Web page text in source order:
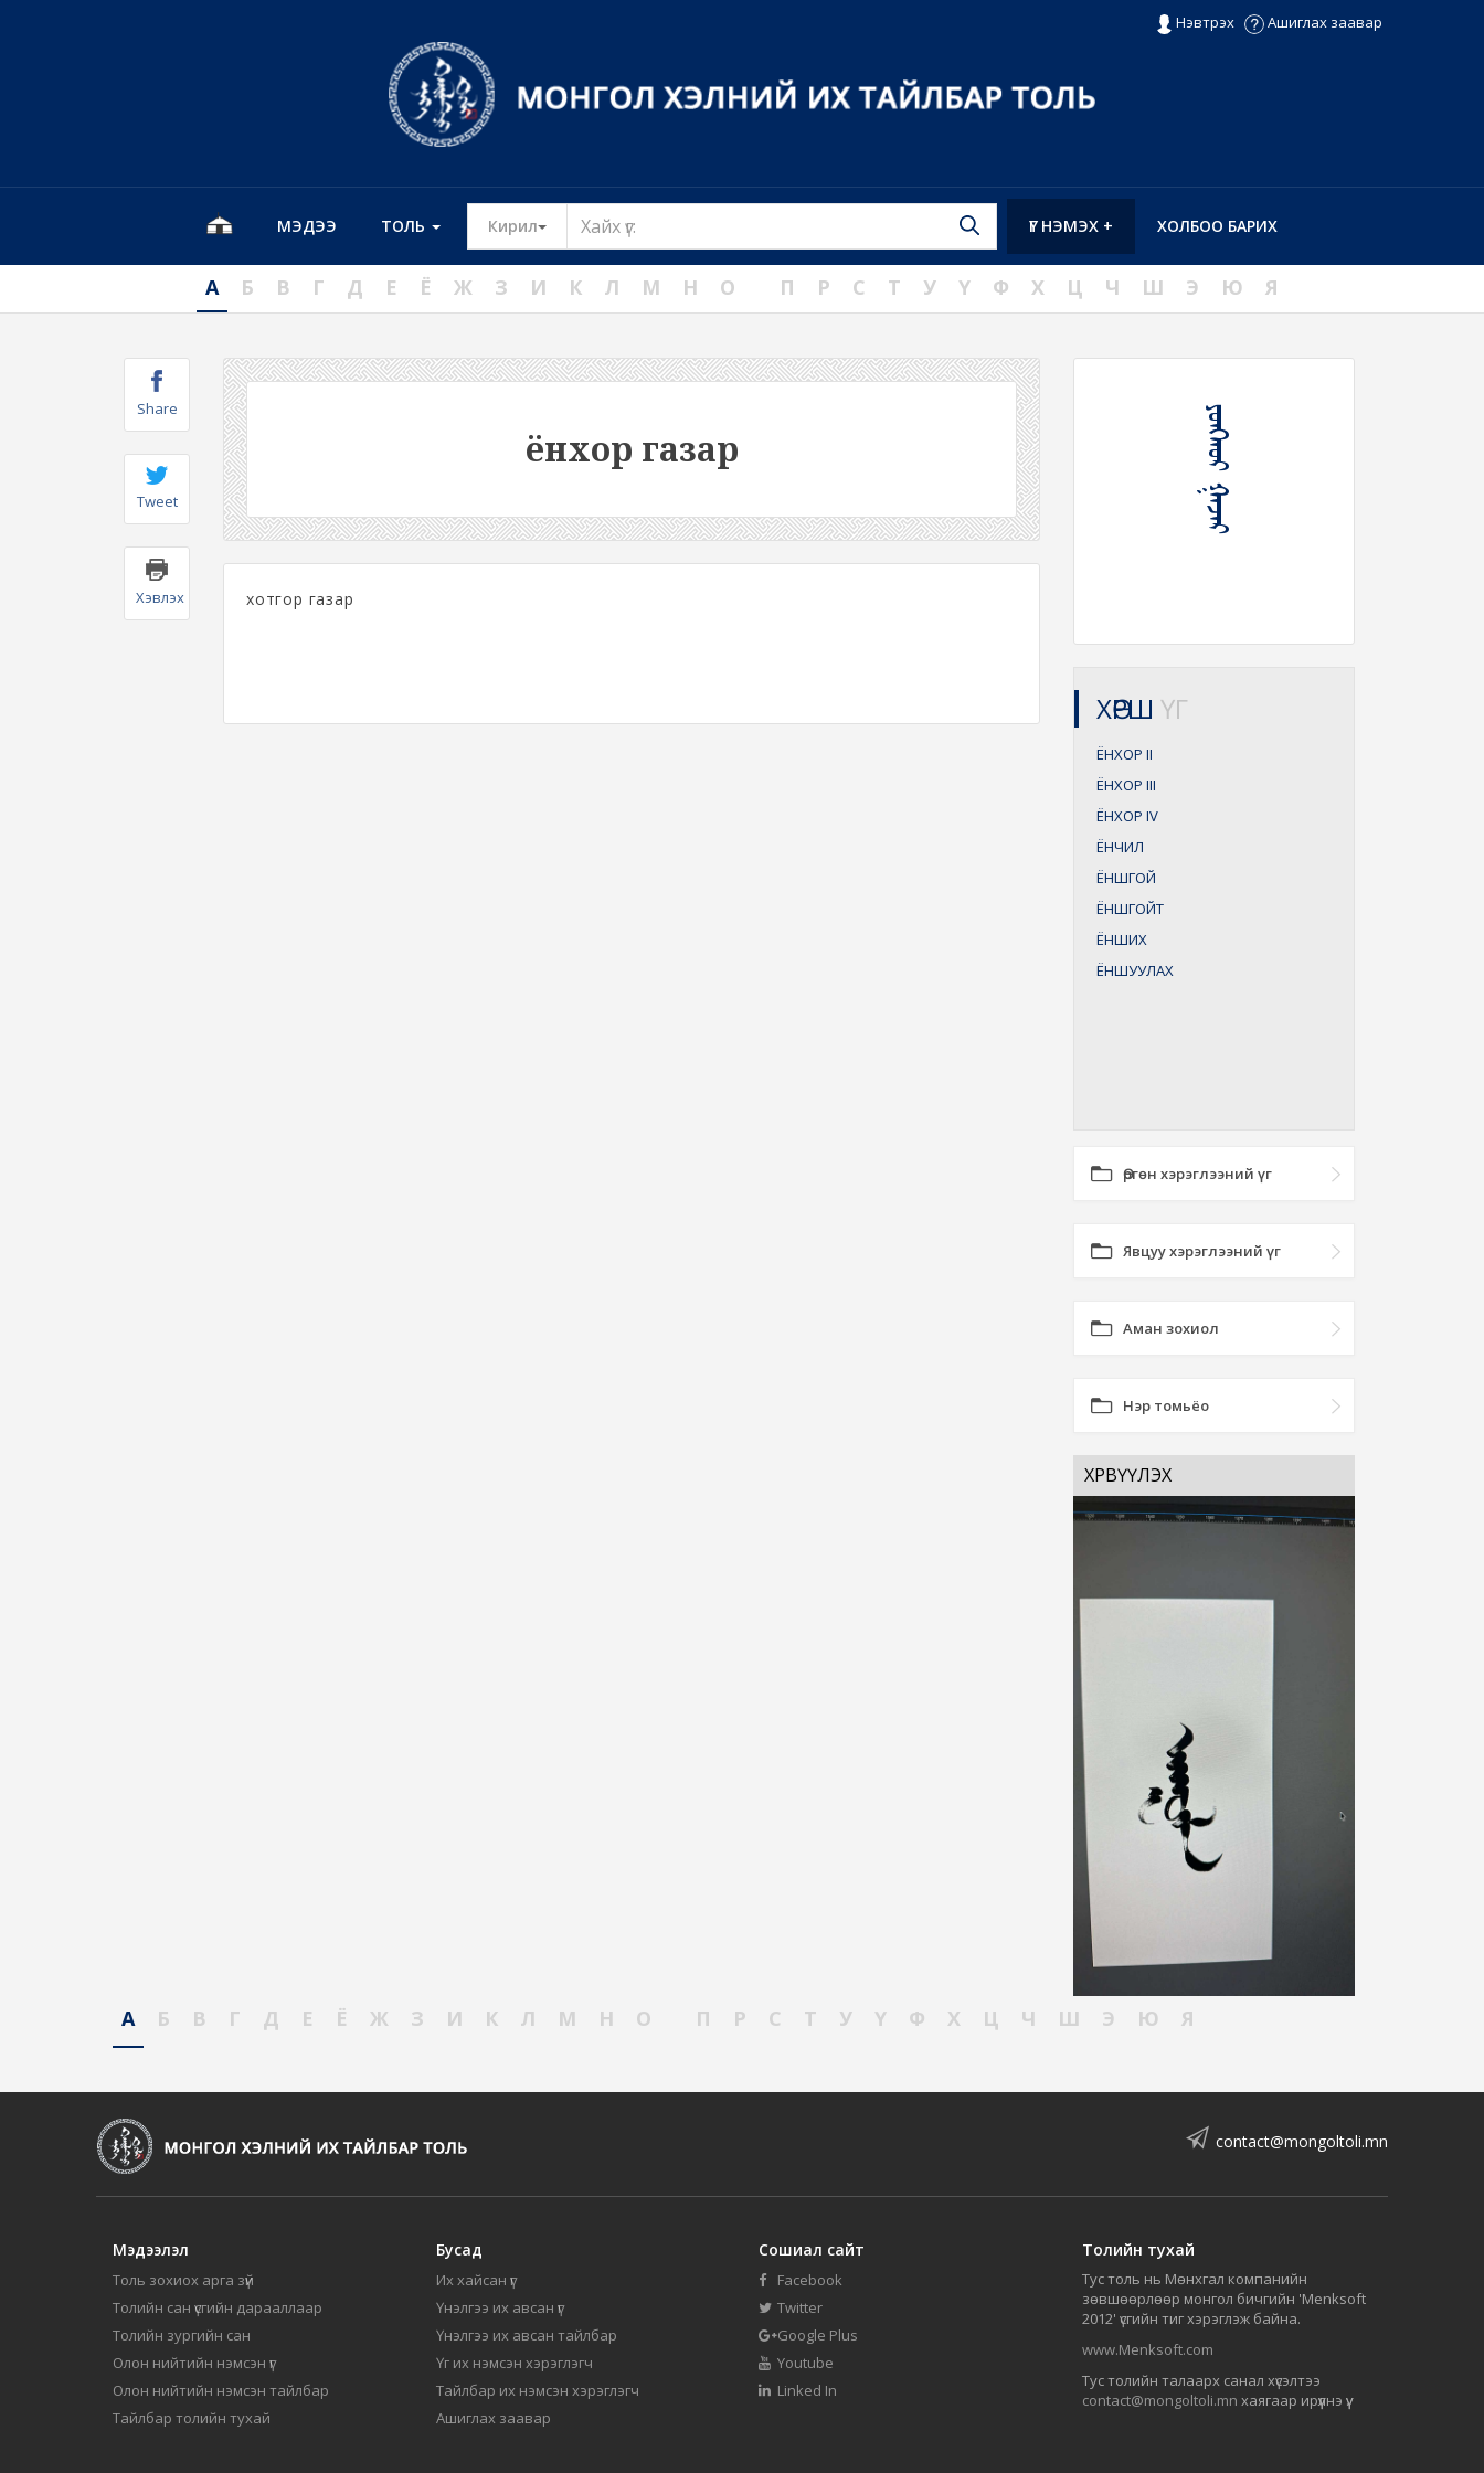
Нэвтрэх Ашиглах заавар
МЭДЭЭ ТОЛЬ Кирил Toggle Dropdown ХОЛБОО БАРИХ
ҮГ НЭМЭХ +
А Б В Г Д Е Ё Ж З И К Л М Н О П Р С Т У Ү Ф Х Ц Ч Ш Э Ю Я
Share
Tweet
Хэвлэх
ёнхор газар
хотгор газар
ᠶᠣᠩᠬᠤᠷ ᠭᠠᠵᠠᠷ
ХӨРШ ҮГ
ЁНХОР II
ЁНХОР III
ЁНХОР IV
ЁНЧИЛ
ЁНШГОЙ
ЁНШГОЙТ
ЁНШИХ
ЁНШУУЛАХ
Өргөн хэрэглээний үг
Явцуу хэрэглээний үг
Аман зохиол
Нэр томьёо
ХӨРВҮҮЛЭХ
А Б В Г Д Е Ё Ж З И К Л М Н О П Р С Т У Ү Ф Х Ц Ч Ш Э Ю Я
contact@mongoltoli.mn
Мэдээлэл
Толь зохиох арга зүй
Толийн сан үсгийн дарааллаар
Толийн зургийн сан
Олон нийтийн нэмсэн үг
Олон нийтийн нэмсэн тайлбар
Тайлбар толийн тухай
Бусад
Их хайсан үг
Үнэлгээ их авсан үг
Үнэлгээ их авсан тайлбар
Үг их нэмсэн хэрэглэгч
Тайлбар их нэмсэн хэрэглэгч
Ашиглах заавар
Сошиал сайт
Facebook
Twitter
Google Plus
Youtube
Linked In
Толийн тухай
Тус толь нь Мөнхгал компанийн
зөвшөөрлөөр монгол бичгийн 'Menksoft
2012' үсгийн тиг хэрэглэж байна.
www.Menksoft.com
Тус толийн талаарх санал хүсэлтээ
contact@mongoltoli.mn хаягаар ирүүлнэ үү.